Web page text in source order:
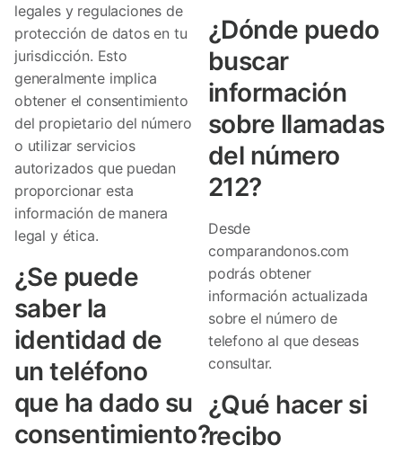
legales y regulaciones de
protección de datos en tu
jurisdicción. Esto
generalmente implica
obtener el consentimiento
del propietario del número
o utilizar servicios
autorizados que puedan
proporcionar esta
información de manera
legal y ética.
¿Se puede
saber la
identidad de
un teléfono
que ha dado su
consentimiento?
¿Dónde puedo
buscar
información
sobre llamadas
del número
212?
Desde
comparandonos.com
podrás obtener
información actualizada
sobre el número de
telefono al que deseas
consultar.
¿Qué hacer si
recibo